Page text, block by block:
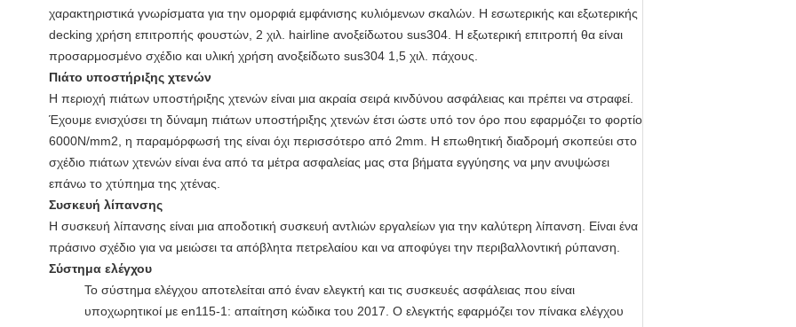
χαρακτηριστικά γνωρίσματα για την ομορφιά εμφάνισης κυλιόμενων σκαλών. Η εσωτερικής και εξωτερικής
decking χρήση επιτροπής φουστών, 2 χιλ. hairline ανοξείδωτου sus304. Η εξωτερική επιτροπή θα είναι
προσαρμοσμένο σχέδιο και υλική χρήση ανοξείδωτο sus304 1,5 χιλ. πάχους.
Πιάτο υποστήριξης χτενών
Η περιοχή πιάτων υποστήριξης χτενών είναι μια ακραία σειρά κινδύνου ασφάλειας και πρέπει να στραφεί.
Έχουμε ενισχύσει τη δύναμη πιάτων υποστήριξης χτενών έτσι ώστε υπό τον όρο που εφαρμόζει το φορτίο
6000N/mm2, η παραμόρφωσή της είναι όχι περισσότερο από 2mm. Η επωθητική διαδρομή σκοπεύει στο
σχέδιο πιάτων χτενών είναι ένα από τα μέτρα ασφαλείας μας στα βήματα εγγύησης να μην ανυψώσει
επάνω το χτύπημα της χτένας.
Συσκευή λίπανσης
Η συσκευή λίπανσης είναι μια αποδοτική συσκευή αντλιών εργαλείων για την καλύτερη λίπανση. Είναι ένα
πράσινο σχέδιο για να μειώσει τα απόβλητα πετρελαίου και να αποφύγει την περιβαλλοντική ρύπανση.
Σύστημα ελέγχου
Το σύστημα ελέγχου αποτελείται από έναν ελεγκτή και τις συσκευές ασφάλειας που είναι
υποχωρητικοί με en115-1: απαίτηση κώδικα του 2017. Ο ελεγκτής εφαρμόζει τον πίνακα ελέγχου